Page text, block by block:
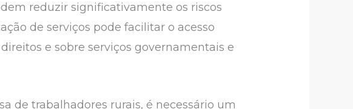
reduzir significativamente os riscos
de serviços pode facilitar o acesso
e sobre serviços governamentais e
de trabalhadores rurais, é necessário um